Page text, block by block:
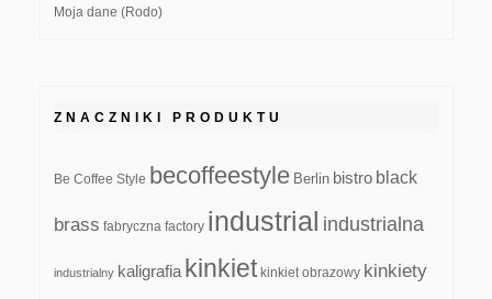
Moja dane (Rodo)
ZNACZNIKI PRODUKTU
Be Coffee Style becoffeestyle Berlin bistro black
brass fabryczna factory industrial industrialna
industrialny kaligrafia kinkiet kinkiet obrazowy kinkiety